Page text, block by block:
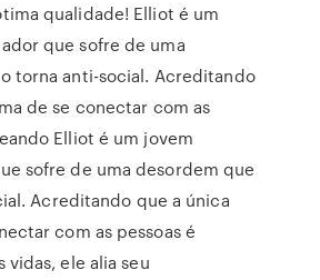
qualidade! Elliot é um
que sofre de uma
torna anti-social. Acreditando
de se conectar com as
Elliot é um jovem
sofre de uma desordem que
Acreditando que a única
com as pessoas é
vidas, ele alia seu